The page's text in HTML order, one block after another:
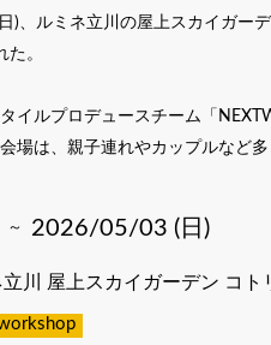
)、ルミネ立川の屋上スカイガー
た。
イルプロデュースチーム「
場は、親子連れやカップルなど
～ 2026/05/03 (日)
立川 屋上スカイガーデン コト